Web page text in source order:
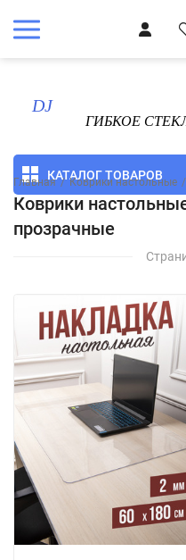
КАТАЛОГ ТОВАРОВ
Главная / Коврики настольные /
Коврики
прозрачные